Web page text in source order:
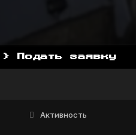
> Подать заявку
Активность